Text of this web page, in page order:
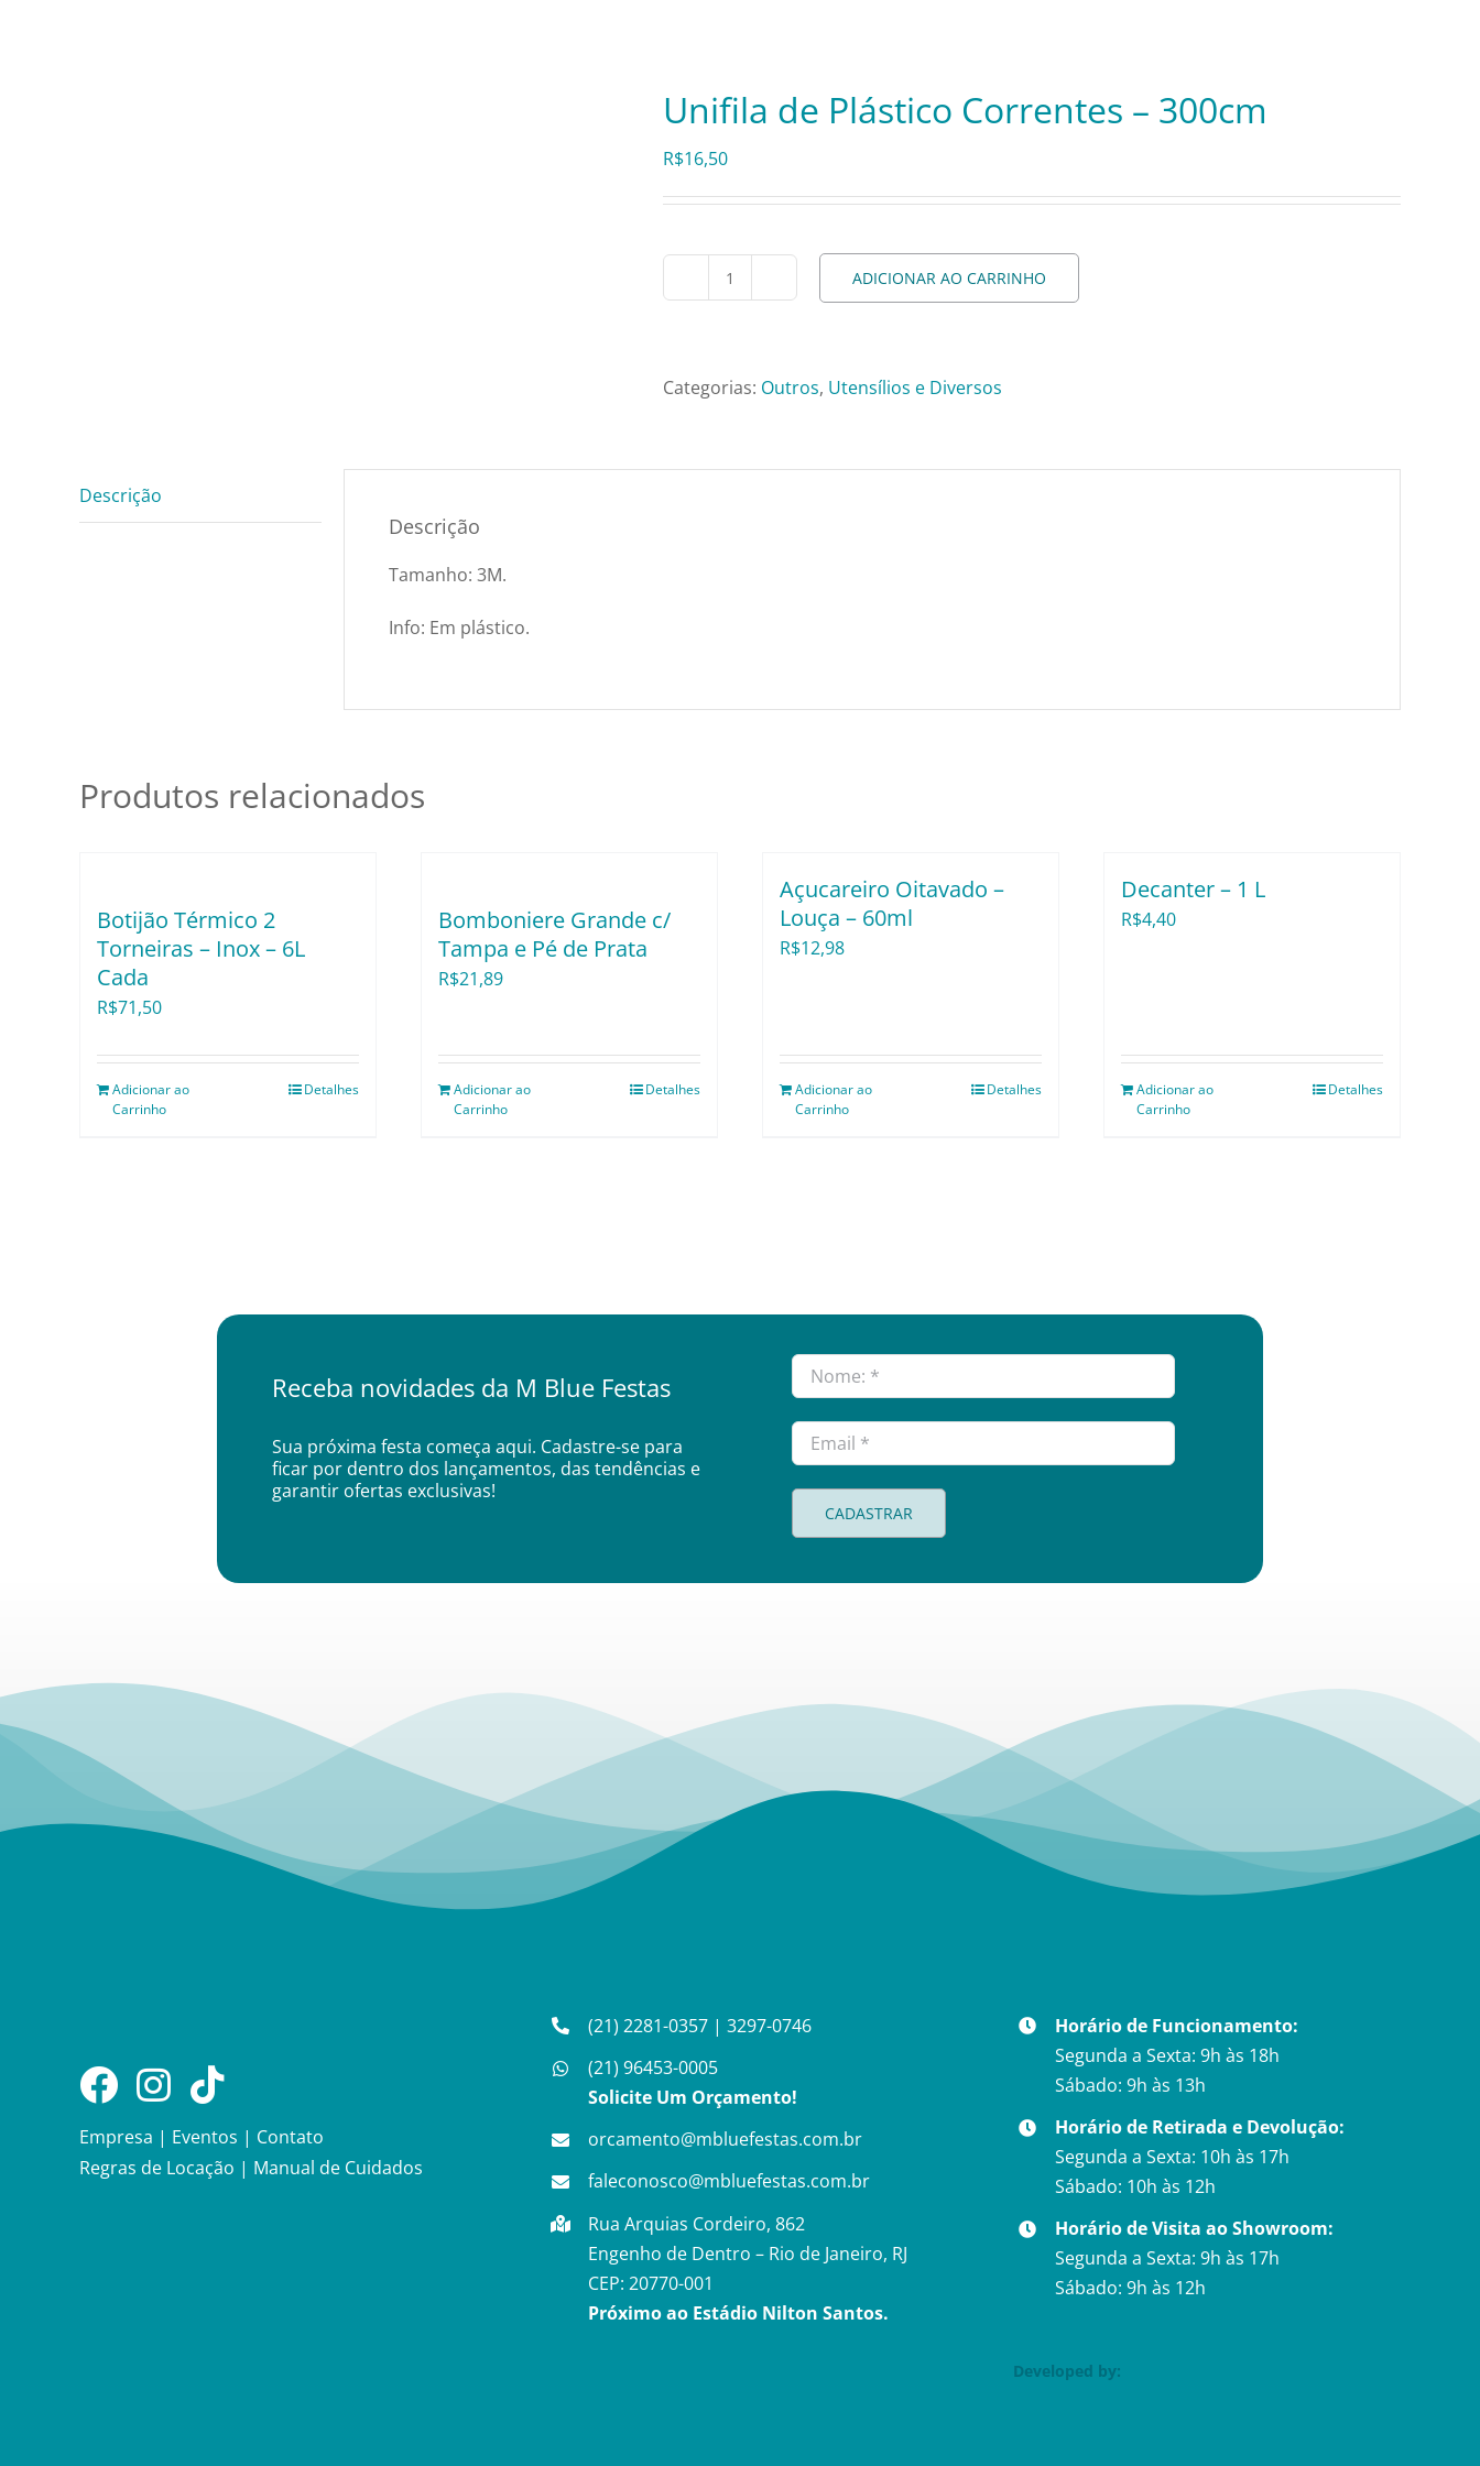
Unifila de Plástico Correntes – 300cm
R$16,50
Unifila
Correntes
quantidade
ADICIONAR AO CARRINHO
Categorias: Outros, Utensílios e Diversos
Descrição
Descrição
Tamanho: 3M.
Info: Em plástico.
Produtos relacionados
Botijão Térmico 2
Torneiras – Inox – 6L
Cada
R$71,50
Adicionar ao
Carrinho
Detalhes
Bomboniere Grande c/
Tampa e Pé de Prata
R$21,89
Adicionar ao
Carrinho
Detalhes
Açucareiro Oitavado –
Louça – 60ml
R$12,98
Adicionar ao
Carrinho
Detalhes
Decanter – 1 L
R$4,40
Adicionar ao
Carrinho
Detalhes
Receba novidades da M Blue Festas
Sua próxima festa começa aqui. Cadastre-se para
ficar por dentro dos lançamentos, das tendências e
garantir ofertas exclusivas!
CADASTRAR
Empresa | Eventos | Contato
Regras de Locação | Manual de Cuidados
(21) 2281-0357 |3297-0746
(21) 96453-0005
Solicite Um Orçamento!
orcamento@mbluefestas.com.br
faleconosco@mbluefestas.com.br
Rua Arquias Cordeiro, 862
Engenho de Dentro – Rio de Janeiro, RJ
CEP: 20770-001
Próximo ao Estádio Nilton Santos.
Horário de Funcionamento:
Segunda a Sexta: 9h às 18h
Sábado: 9h às 13h
Horário de Retirada e Devolução:
Segunda a Sexta: 10h às 17h
Sábado: 10h às 12h
Horário de Visita ao Showroom:
Segunda a Sexta: 9h às 17h
Sábado: 9h às 12h
Developed by: